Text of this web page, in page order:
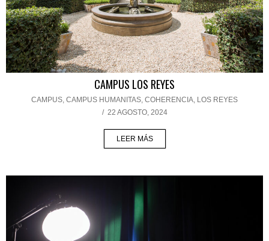
CAMPUS LOS REYES
CAMPUS, CAMPUS HUMANITAS, COHERENCIA, LOS REYES
/ 22 AGOSTO, 2024
LEER MÁS